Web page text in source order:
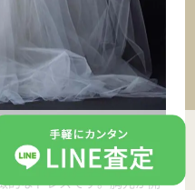
カット”デザインと、幾重
的なドレスです。胸元が開